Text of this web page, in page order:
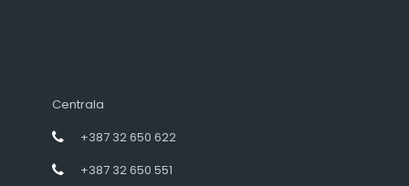
Centrala
+387 32 650 622
+387 32 650 551